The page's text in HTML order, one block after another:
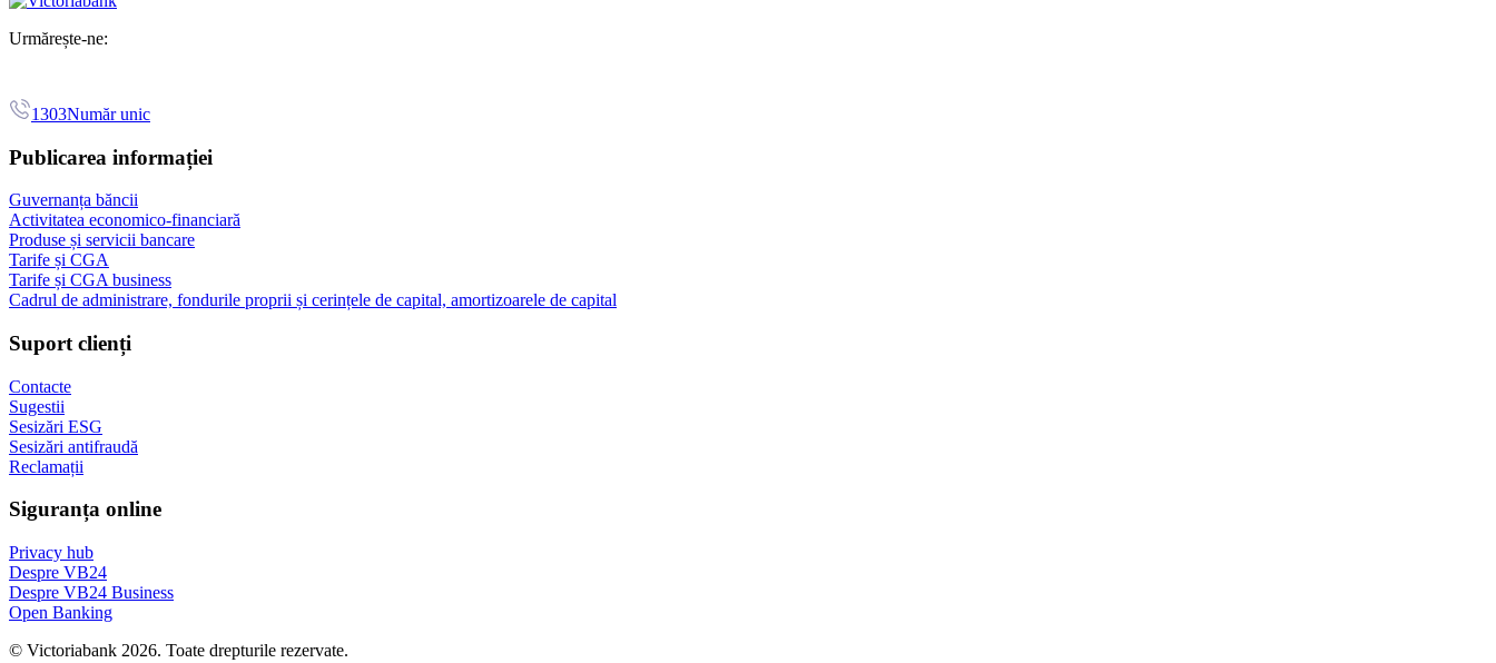
Urmărește-ne:
1303Număr unic
Publicarea informației
Guvernanța băncii
Activitatea economico-financiară
Produse și servicii bancare
Tarife și CGA
Tarife și CGA business
Cadrul de administrare, fondurile proprii și cerințele de capital, amortizoarele de capital
Suport clienți
Contacte
Sugestii
Sesizări ESG
Sesizări antifraudă
Reclamații
Siguranța online
Privacy hub
Despre VB24
Despre VB24 Business
Open Banking
© Victoriabank 2026. Toate drepturile rezervate.